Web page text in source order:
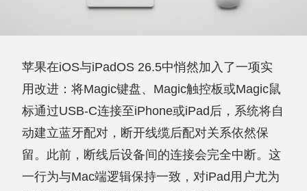
苹果在iOS与iPadOS 26.5中悄然加入了一项实
用改进：将Magic键盘、Magic触控板或Magic鼠
标通过USB-C连接至iPhone或iPad后，系统将自
动建立蓝牙配对，断开线缆后配对关系依然保
留。此前，断线后设备间的连接会完全中断。这
一行为与Mac端逻辑保持一致，对iPad用户尤为